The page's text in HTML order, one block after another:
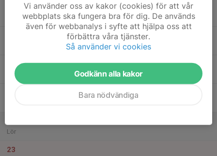
Tor
Lör
23
Vi använder oss av kakor (cookies) för att vår
webbplats ska fungera bra för dig. De används
även för webbanalys i syfte att hjälpa oss att
förbättra våra tjänster.
Så använder vi cookies
Godkänn alla kakor
Bara nödvändiga